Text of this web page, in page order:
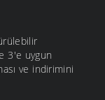
3'e uygun
ve indirimini